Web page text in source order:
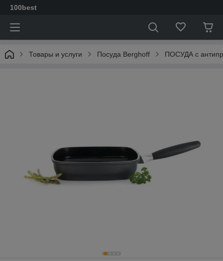
100best
Товары и услуги Посуда Berghoff ПОСУДА с